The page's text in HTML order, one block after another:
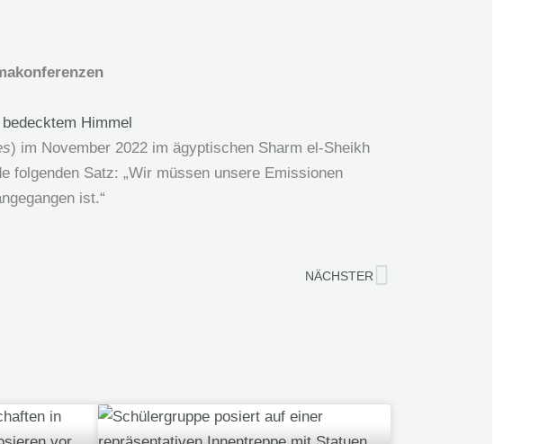
) im November 2022 im ägyptischen Sharm el-Sheikh
folgenden Satz: „Wir müssen unsere Emissionen
ist.“
NÄCHSTERNächster